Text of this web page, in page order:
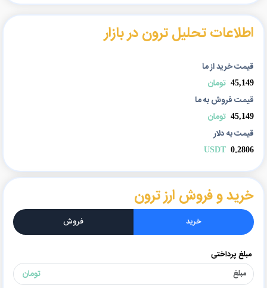
اطلاعات تحلیل ترون در بازار
قیمت خرید از ما
45,149 تومان
قیمت فروش به ما
45,149 تومان
قیمت به دلار
0.2806
USDT
خرید و فروش ارز ترون
خرید فروش
مبلغ پرداختی
تومان